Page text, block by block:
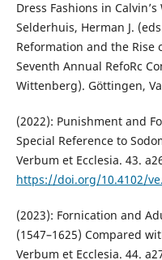
Dress Fashions in
Selderhuis, Herman J.
Reformation and the Rise
Seventh Annual RefoRc
Wittenberg). Göttingen,
(2022): Punishment and
Special Reference to
Verbum et Ecclesia. 43.
https://doi.org/10.4102/
(2023): Fornication and
(1547–1625) Compared
Verbum et Ecclesia. 44.